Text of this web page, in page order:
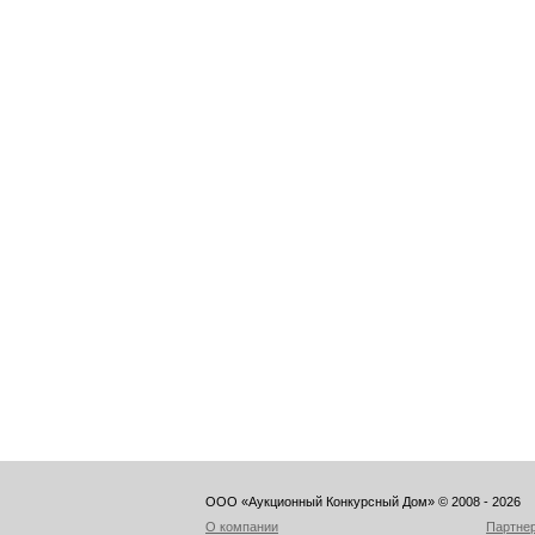
ООО «Аукционный Конкурсный Дом» © 2008 - 2026
О компании